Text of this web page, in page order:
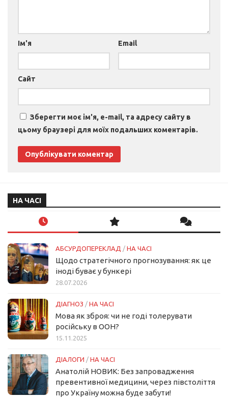
Ім'я Email
Сайт
Зберегти моє ім'я, e-mail, та адресу сайту в
цьому браузері для моїх подальших коментарів.
НА ЧАСІ
АБСУРДОПЕРЕКЛАД / НА ЧАСІ
Щодо стратегічного прогнозування: як це
іноді буває у бункері
28.07.2026
ДІАГНОЗ / НА ЧАСІ
Мова як зброя: чи не годі толерувати
російську в ООН?
15.11.2025
ДІАЛОГИ / НА ЧАСІ
Анатолій НОВИК: Без запровадження
превентивної медицини, через півстоліття
про Україну можна буде забути!